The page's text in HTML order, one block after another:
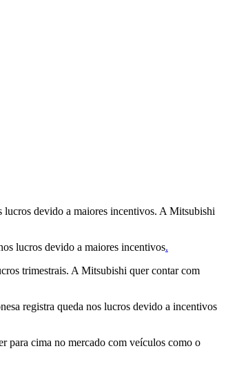
lucros devido a maiores incentivos. A Mitsubishi
lucros devido a maiores incentivos.
trimestrais. A Mitsubishi quer contar com
registra queda nos lucros devido a incentivos
para cima no mercado com veículos como o